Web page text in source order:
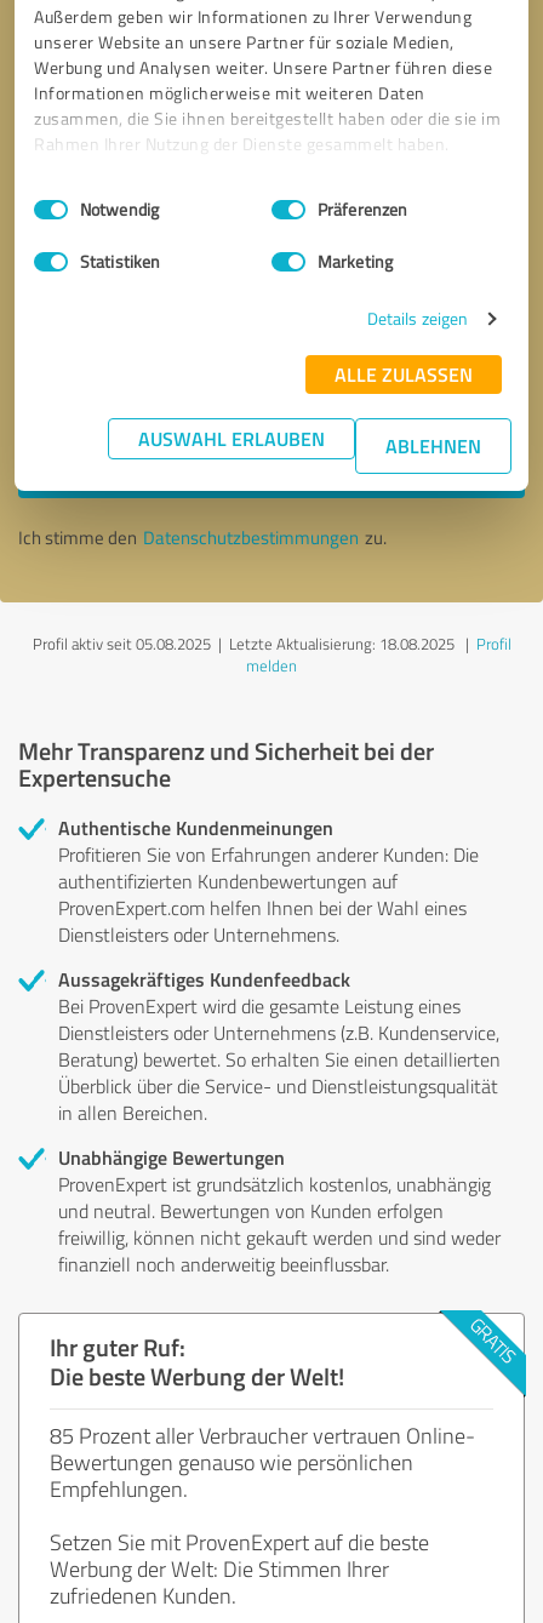
Außerdem geben wir Informationen zu Ihrer Verwendung
unserer Website an unsere Partner für soziale Medien,
Werbung und Analysen weiter. Unsere Partner führen diese
Informationen möglicherweise mit weiteren Daten
zusammen, die Sie ihnen bereitgestellt haben oder die sie im
Rahmen Ihrer Nutzung der Dienste gesammelt haben.
Impressum Datenschutzbestimmungen
Einwilligungsauswahl
Notwendig Präferenzen
Statistiken Marketing
Details zeigen
ALLE ZULASSEN
AUSWAHL ERLAUBEN ABLEHNEN
Ich stimme den Datenschutzbestimmungen zu.
Profil aktiv seit 05.08.2025 | Letzte Aktualisierung: 18.08.2025| Profil
melden
Mehr Transparenz und Sicherheit bei der
Expertensuche
Authentische Kundenmeinungen
Profitieren Sie von Erfahrungen anderer Kunden: Die
authentifizierten Kundenbewertungen auf
ProvenExpert.com helfen Ihnen bei der Wahl eines
Dienstleisters oder Unternehmens.
Aussagekräftiges Kundenfeedback
Bei ProvenExpert wird die gesamte Leistung eines
Dienstleisters oder Unternehmens (z.B. Kundenservice,
Beratung) bewertet. So erhalten Sie einen detaillierten
Überblick über die Service- und Dienstleistungsqualität
in allen Bereichen.
Unabhängige Bewertungen
ProvenExpert ist grundsätzlich kostenlos, unabhängig
und neutral. Bewertungen von Kunden erfolgen
freiwillig, können nicht gekauft werden und sind weder
finanziell noch anderweitig beeinflussbar.
Ihr guter Ruf:
Die beste Werbung der Welt!
85 Prozent aller Verbraucher vertrauen Online-
Bewertungen genauso wie persönlichen
Empfehlungen.
Setzen Sie mit ProvenExpert auf die beste
Werbung der Welt: Die Stimmen Ihrer
zufriedenen Kunden.